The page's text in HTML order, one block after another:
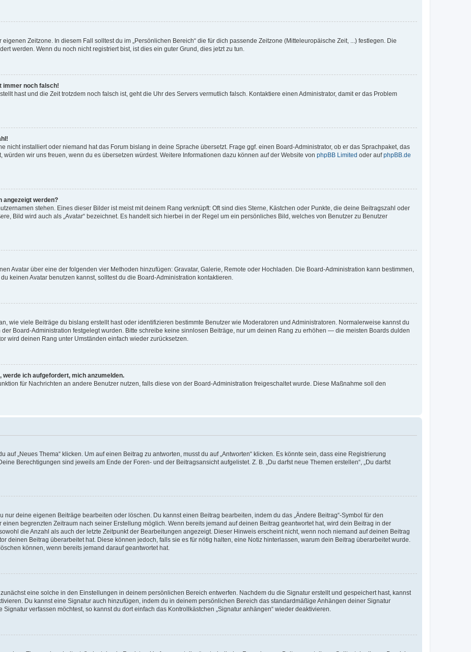
Zeitzone. In diesem Fall solltest du im „Persönlichen Bereich“ die für dich passende Zeitzone (Mitteleuropäische Zeit, ...) festlegen. Die
werden. Wenn du noch nicht registriert bist, ist dies ein guter Grund, dies jetzt zu tun.
immer noch falsch!
hast und die Zeit trotzdem noch falsch ist, geht die Uhr des Servers vermutlich falsch. Kontaktiere einen Administrator, damit er das Problem
nicht installiert oder niemand hat das Forum bislang in deine Sprache übersetzt. Frage ggf. einen Board-Administrator, ob er das Sprachpaket, das
wir uns freuen, wenn du es übersetzen würdest. Weitere Informationen dazu können auf der Website von phpBB Limited oder aufphpBB.de
angezeigt werden?
stehen. Eines dieser Bilder ist meist mit deinem Rang verknüpft: Oft sind dies Sterne, Kästchen oder Punkte, die deine Beitragszahl oder
Bild wird auch als „Avatar“ bezeichnet. Es handelt sich hierbei in der Regel um ein persönliches Bild, welches von Benutzer zu Benutzer
Avatar über eine der folgenden vier Methoden hinzufügen: Gravatar, Galerie, Remote oder Hochladen. Die Board-Administration kann bestimmen,
keinen Avatar benutzen kannst, solltest du die Board-Administration kontaktieren.
wie viele Beiträge du bislang erstellt hast oder identifizieren bestimmte Benutzer wie Moderatoren und Administratoren. Normalerweise kannst du
Board-Administration festgelegt wurden. Bitte schreibe keine sinnlosen Beiträge, nur um deinen Rang zu erhöhen — die meisten Boards dulden
wird deinen Rang unter Umständen einfach wieder zurücksetzen.
werde ich aufgefordert, mich anzumelden.
für Nachrichten an andere Benutzer nutzen, falls diese von der Board-Administration freigeschaltet wurde. Diese Maßnahme soll den
auf „Neues Thema“ klicken. Um auf einen Beitrag zu antworten, musst du auf „Antworten“ klicken. Es könnte sein, dass eine Registrierung
Berechtigungen sind jeweils am Ende der Foren- und der Beitragsansicht aufgelistet. Z. B. „Du darfst neue Themen erstellen“, „Du darfst
nur deine eigenen Beiträge bearbeiten oder löschen. Du kannst einen Beitrag bearbeiten, indem du das „Ändere Beitrag“-Symbol für den
begrenzten Zeitraum nach seiner Erstellung möglich. Wenn bereits jemand auf deinen Beitrag geantwortet hat, wird dein Beitrag in der
die Anzahl als auch der letzte Zeitpunkt der Bearbeitungen angezeigt. Dieser Hinweis erscheint nicht, wenn noch niemand auf deinen Beitrag
deinen Beitrag überarbeitet hat. Diese können jedoch, falls sie es für nötig halten, eine Notiz hinterlassen, warum dein Beitrag überarbeitet wurde.
können, wenn bereits jemand darauf geantwortet hat.
eine solche in den Einstellungen in deinem persönlichen Bereich entwerfen. Nachdem du die Signatur erstellt und gespeichert hast, kannst
Du kannst eine Signatur auch hinzufügen, indem du in deinem persönlichen Bereich das standardmäßige Anhängen deiner Signatur
verfassen möchtest, so kannst du dort einfach das Kontrollkästchen „Signatur anhängen“ wieder deaktivieren.